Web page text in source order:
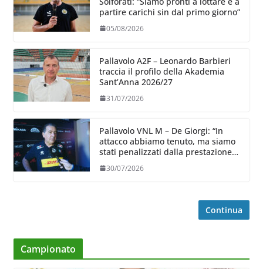
partire carichi sin dal primo giorno”
05/08/2026
Pallavolo A2F – Leonardo Barbieri
traccia il profilo della Akademia
Sant’Anna 2026/27
31/07/2026
Pallavolo VNL M – De Giorgi: “In
attacco abbiamo tenuto, ma siamo
stati penalizzati dalla prestazione
in ricezione, è la prima volta”
30/07/2026
Continua
Campionato